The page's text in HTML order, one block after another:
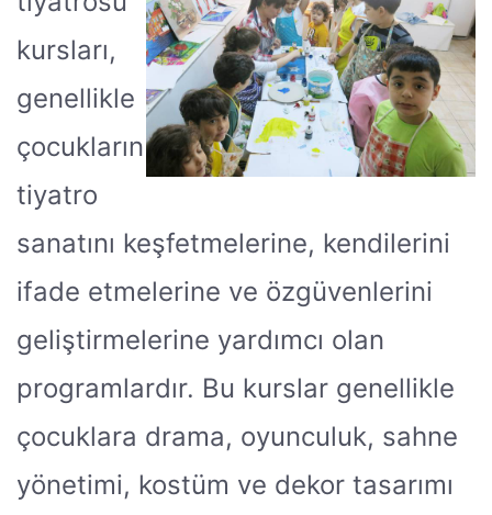
kursları,
genellikle
çocukların
tiyatro
sanatını keşfetmelerine, kendilerini
ifade etmelerine ve özgüvenlerini
geliştirmelerine yardımcı olan
programlardır. Bu kurslar genellikle
çocuklara drama, oyunculuk, sahne
yönetimi, kostüm ve dekor tasarımı